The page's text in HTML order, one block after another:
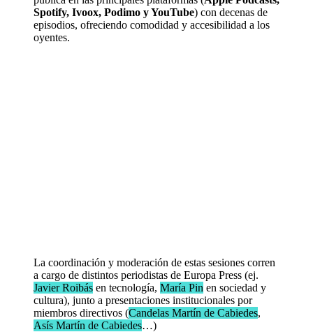
Spotify, Ivoox, Podimo y YouTube) con decenas de
episodios, ofreciendo comodidad y accesibilidad a los
oyentes.
La coordinación y moderación de estas sesiones corren
a cargo de distintos periodistas de Europa Press (ej.
Javier Roibás en tecnología, María Pin en sociedad y
cultura), junto a presentaciones institucionales por
miembros directivos (Candelas Martín de Cabiedes,
Asís Martín de Cabiedes…)